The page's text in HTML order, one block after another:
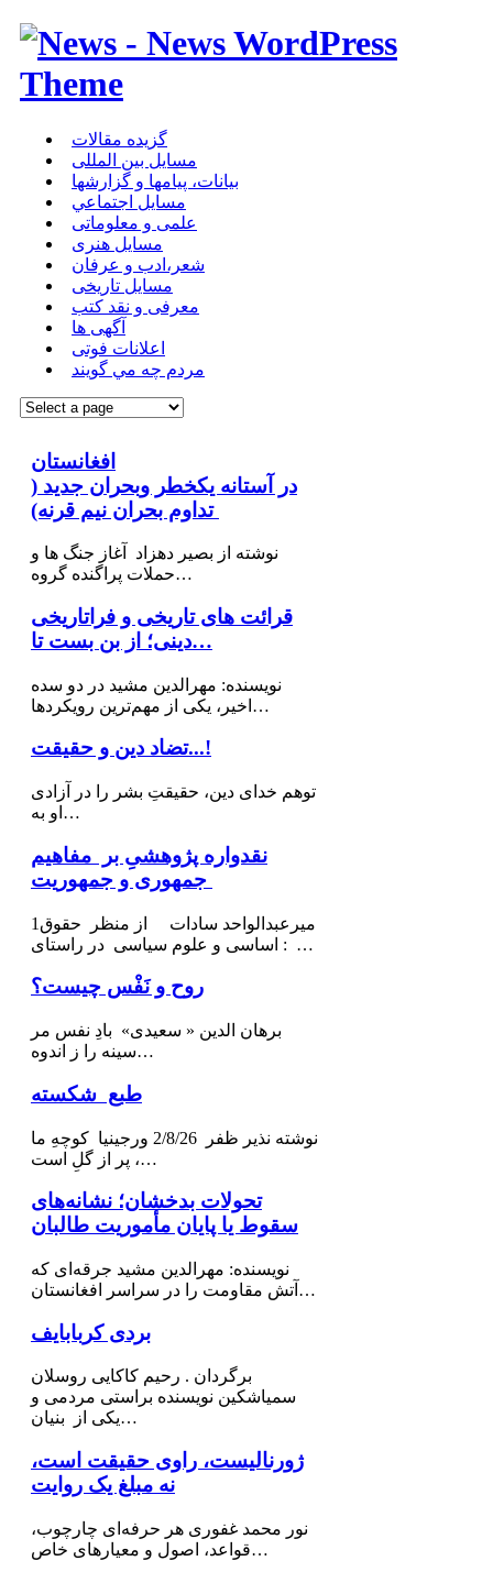
گزیده مقالات
مسایل بین المللی
بیانات، پیامها و گزارشها
مسايل اجتماعي
علمی و معلوماتی
مسايل هنری
شعر،ادب و عرفان
مسایل تاریخی
معرفی و نقد کتب
آگهی ها
اعلانات فوتی
مردم چه مي گويند
افغانستان
در آستانه یکخطر وبحران جدید (
تداوم بحران نیم قرنه)
نوشته از بصیر دهزاد آغاز جنگ ها و
حملات پراگنده گروه…
قرائت های تاریخی و فراتاریخی
دینی؛ از بن بست تا…
نویسنده: مهرالدین مشید در دو سده
اخیر، یکی از مهم‌ترین رویکردها…
تضاد دین و حقیقت...!
توهم خدای دین، حقیقتِ بشر را در آزادی
او به…
نقدواره پژوهشیِ بر مفاهیم
1میرعبدالواحد سادات از منظر حقوق
اساسی و علوم سیاسی در راستای : …
روح و نَفْس چیست؟
برهان الدین « سعیدی» بادِ نفس مر
سینه را ز اندوه…
طبع شکسته
نوشته نذیر ظفر 2/8/26 ورجینیا كوچهِ ما
پر از گلِ است ،…
تحولات بدخشان؛ نشانه‌های
سقوط یا پایان مأموریت طالبان
نویسنده: مهرالدین مشید جرقه‌ای که
آتش مقاومت را در سراسر افغانستان…
بردی کربابایف
برگردان . رحیم کاکایی روسلان
سمیاشکین نویسنده براستی مردمی و
یکی از بنیان…
ژورنالیست، راوی حقیقت است،
نه مبلغ یک روایت
نور محمد غفوری هر حرفه‌ای چارچوب،
قواعد، اصول و معیارهای خاص…